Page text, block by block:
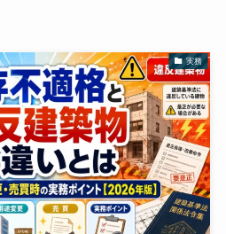
実務